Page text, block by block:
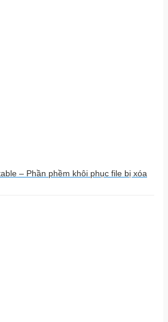
– Phần phềm khôi phục file bị xóa